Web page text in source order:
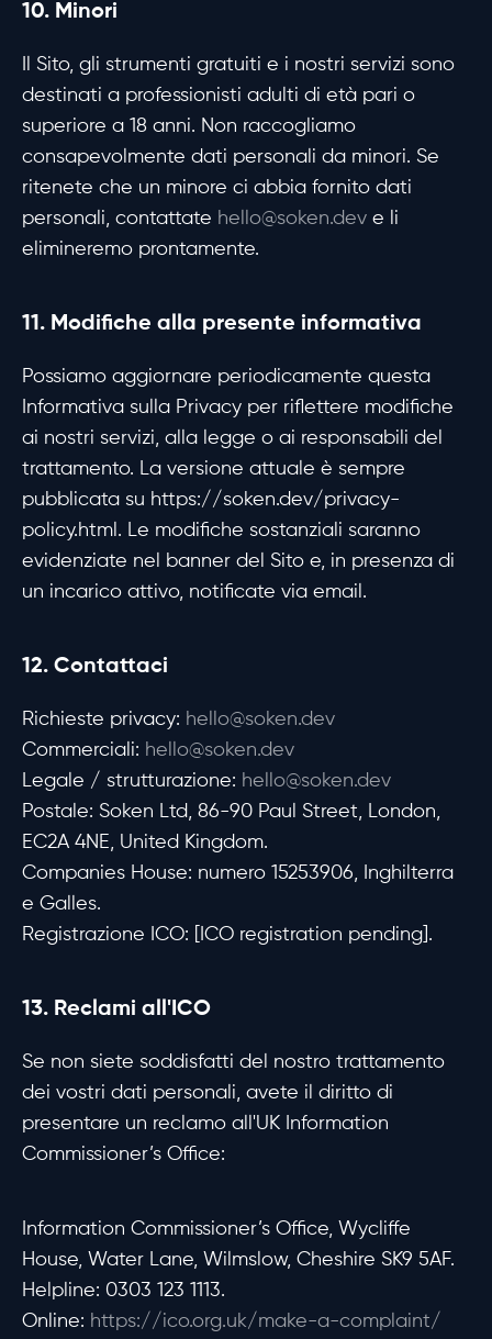
10. Minori
Il Sito, gli strumenti gratuiti e i nostri servizi sono
destinati a professionisti adulti di età pari o
superiore a 18 anni. Non raccogliamo
consapevolmente dati personali da minori. Se
ritenete che un minore ci abbia fornito dati
personali, contattate hello@soken.dev e li
elimineremo prontamente.
11. Modifiche alla presente informativa
Possiamo aggiornare periodicamente questa
Informativa sulla Privacy per riflettere modifiche
ai nostri servizi, alla legge o ai responsabili del
trattamento. La versione attuale è sempre
pubblicata su https://soken.dev/privacy-
policy.html. Le modifiche sostanziali saranno
evidenziate nel banner del Sito e, in presenza di
un incarico attivo, notificate via email.
12. Contattaci
Richieste privacy: hello@soken.dev
Commerciali: hello@soken.dev
Legale / strutturazione: hello@soken.dev
Postale: Soken Ltd, 86-90 Paul Street, London,
EC2A 4NE, United Kingdom.
Companies House: numero 15253906, Inghilterra
e Galles.
Registrazione ICO: [ICO registration pending].
13. Reclami all'ICO
Se non siete soddisfatti del nostro trattamento
dei vostri dati personali, avete il diritto di
presentare un reclamo all'UK Information
Commissioner’s Office:
Information Commissioner’s Office, Wycliffe
House, Water Lane, Wilmslow, Cheshire SK9 5AF.
Helpline: 0303 123 1113.
Online: https://ico.org.uk/make-a-complaint/